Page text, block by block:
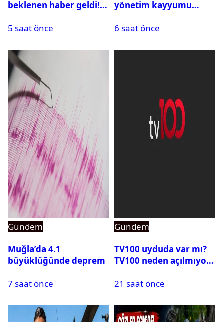
beklenen haber geldi!
5 saat önce
yönetim kayyumu
açıldı
6 saat önce
Gündem
Muğla’da 4.1
büyüklüğünde deprem
7 saat önce
Gündem
TV100 uyduda var mı?
TV100 neden açılmıyor?
21 saat önce